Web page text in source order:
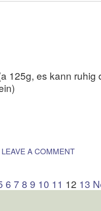
125g, es kann ruhig
LEAVE A COMMENT
6 7 8 9 10 11 12 13